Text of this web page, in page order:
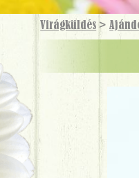
Virágküldés >